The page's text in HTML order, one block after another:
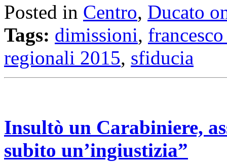
Posted in Centro, Ducato
Tags: dimissioni,
regionali 2015, sfiducia
Insultò un Carabiniere,
subito un’ingiustizia”